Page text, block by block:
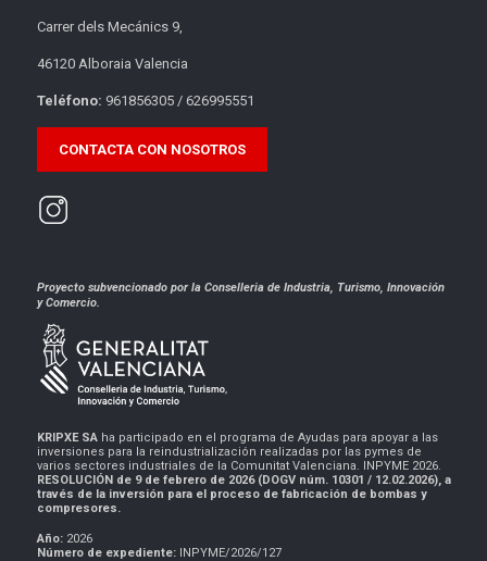
Carrer dels Mecánics 9,
46120 Alboraia Valencia
Teléfono: 961856305 / 626995551
CONTACTA CON NOSOTROS
Proyecto subvencionado por la Conselleria de Industria, Turismo, Innovación
y Comercio.
KRIPXE SAha participado en el programa de Ayudas para apoyar a las
inversiones para la reindustrialización realizadas por las pymes de
varios sectores industriales de la Comunitat Valenciana. INPYME 2026.
RESOLUCIÓN de 9 de febrero de 2026 (DOGV núm. 10301 / 12.02.2026), a
través de la inversión para el proceso de fabricación de bombas y
compresores.
Año:2026
Número de expediente:INPYME/2026/127